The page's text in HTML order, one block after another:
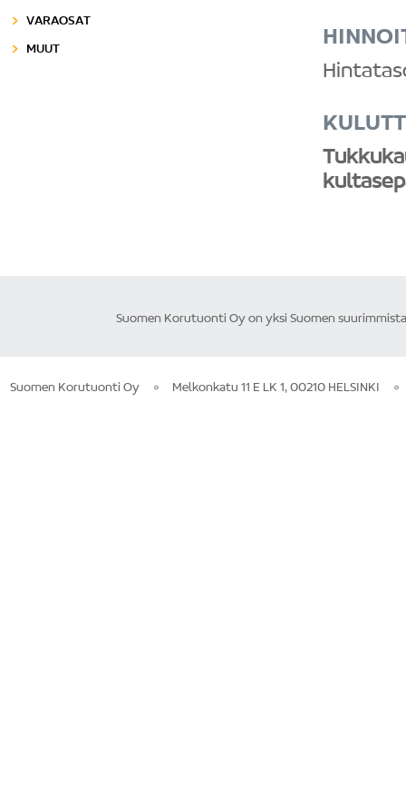
VARAOSAT
MUUT
Suomen Korutuonti Oy on yksi Suomen
Suomen Korutuonti Oy Melkonkatu 11 E LK 1, 00210 HELSINKI